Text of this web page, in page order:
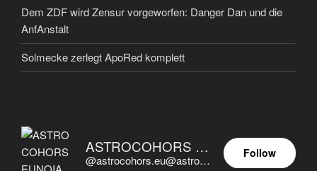
Dem ZDF wird Zensur vorgeworfen: Danger Dan und die
AnfAnstalt
Solmecke zerlegt ApoRed komplett
ASTROCOHORS EUNOIA ULTIMA
@astrocohors.eu@astrocohors.eu
Follow